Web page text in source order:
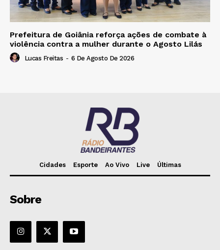
Prefeitura de Goiânia reforça ações de combate à
violência contra a mulher durante o Agosto Lilás
Lucas Freitas - 6 De Agosto De 2026
Cidades Esporte Ao Vivo Live Últimas
Sobre